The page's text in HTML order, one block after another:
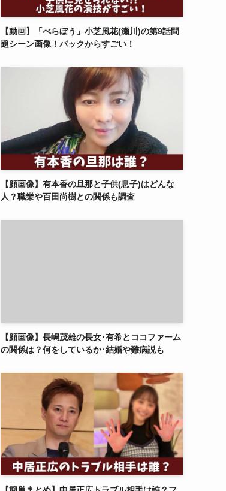
【動画】「べらぼう」小芝風花(瀬川)の第9話問
題シーン画像！バックからすごい！
【顔画像】有本香の旦那と子供(息子)はどんな
人？職業や百田尚樹との関係も調査
【顔画像】長嶋茂雄の長女･有希とココファーム
の関係は？何をしているか･結婚や難病説も